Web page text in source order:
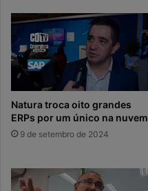
Natura troca oito grandes
ERPs por um único na nuvem
9 de setembro de 2024